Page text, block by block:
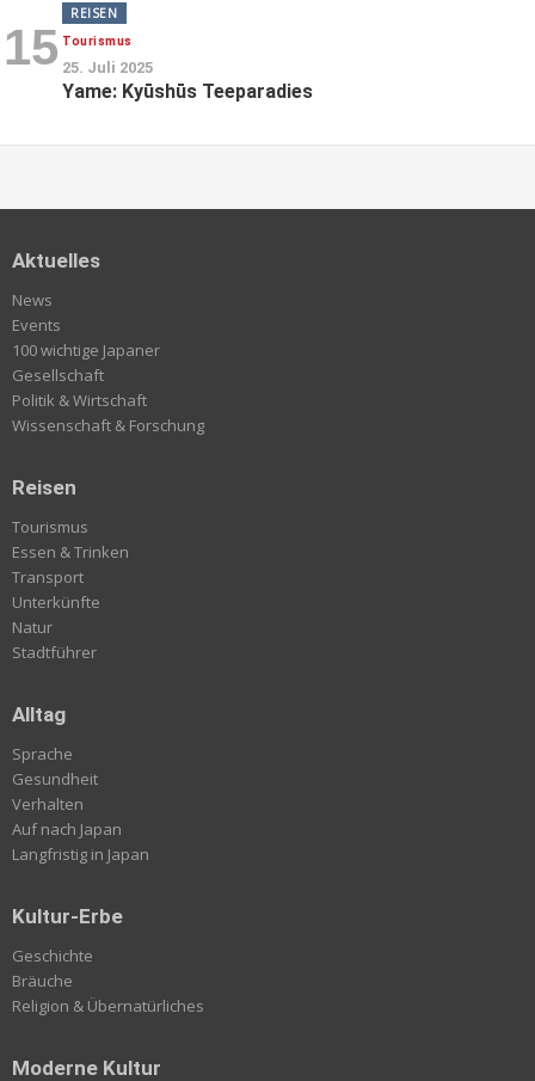
15
REISEN
Tourismus
25. Juli 2025
Yame: Kyūshūs Teeparadies
Aktuelles
News
Events
100 wichtige Japaner
Gesellschaft
Politik & Wirtschaft
Wissenschaft & Forschung
Reisen
Tourismus
Essen & Trinken
Transport
Unterkünfte
Natur
Stadtführer
Alltag
Sprache
Gesundheit
Verhalten
Auf nach Japan
Langfristig in Japan
Kultur-Erbe
Geschichte
Bräuche
Religion & Übernatürliches
Moderne Kultur